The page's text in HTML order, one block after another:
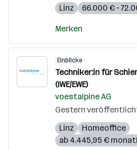
Linz
66.000 € –
Merken
Einblicke
Techniker:in für
(IWE/EWE)
voestalpine AG
Gestern
Linz
Homeoffice
ab 4.445,95 €